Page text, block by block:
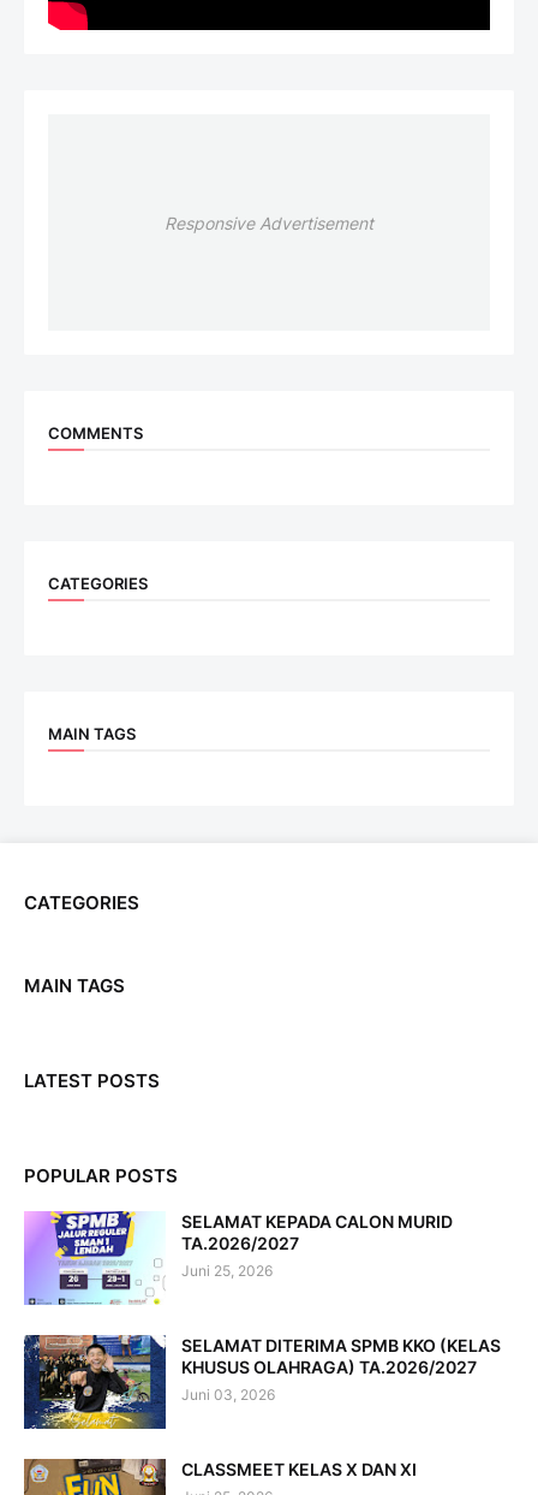
Responsive Advertisement
COMMENTS
CATEGORIES
MAIN TAGS
CATEGORIES
MAIN TAGS
LATEST POSTS
POPULAR POSTS
SELAMAT KEPADA CALON MURID
TA.2026/2027
Juni 25, 2026
SELAMAT DITERIMA SPMB KKO (KELAS
KHUSUS OLAHRAGA) TA.2026/2027
Juni 03, 2026
CLASSMEET KELAS X DAN XI